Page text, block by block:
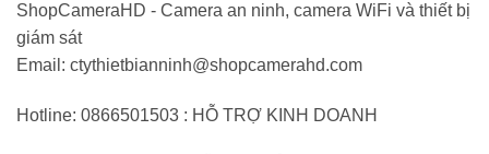
ShopCameraHD - Camera an ninh, camera WiFi và thiết bị
giám sát
Email: ctythietbianninh@shopcamerahd.com
Hotline: 0866501503 : HỖ TRỢ KINH DOANH